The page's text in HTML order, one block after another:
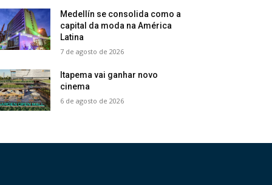
Medellín se consolida como a
capital da moda na América
Latina
7 de agosto de 2026
Itapema vai ganhar novo
cinema
6 de agosto de 2026